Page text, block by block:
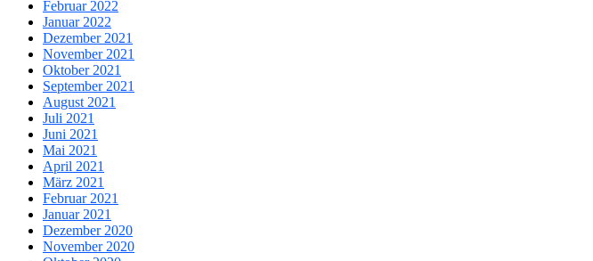
Februar 2022
Januar 2022
Dezember 2021
November 2021
Oktober 2021
September 2021
August 2021
Juli 2021
Juni 2021
Mai 2021
April 2021
März 2021
Februar 2021
Januar 2021
Dezember 2020
November 2020